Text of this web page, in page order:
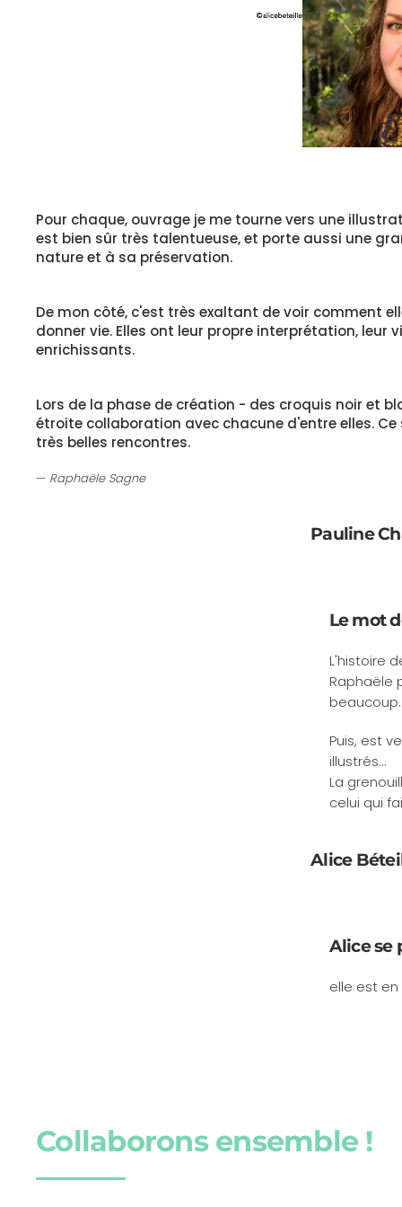
Pour chaque, ouvrage je me tourne vers une
est bien sûr très talentueuse, et porte aussi une
nature et à sa préservation.
De mon côté, c'est très exaltant de voir comment
donner vie. Elles ont leur propre interprétation, leur
enrichissants.
Lors de la phase de création - des croquis noir et
étroite collaboration avec chacune d'entre elles.
très belles rencontres.
Raphaële Sagne
Pauline
Le mot
L'histoire
Raphaële
beaucoup.
Puis, est
illustrés...
La
celui qui
Alice
Alice se
elle est en
Collaborons ensemble !